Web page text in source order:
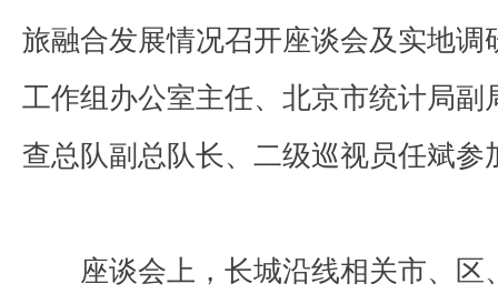
旅融合发展情况召开座谈会及实地
工作组办公室主任、北京市统计局
查总队副总队长、二级巡视员任斌参
座谈会上，长城沿线相关市、